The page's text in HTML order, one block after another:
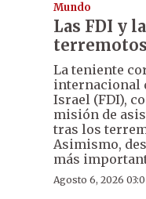
Mundo
Las FDI y
La teniente
internacional
Israel (FDI),
misión de
tras los
Asimismo,
más
Agosto 6, 2026